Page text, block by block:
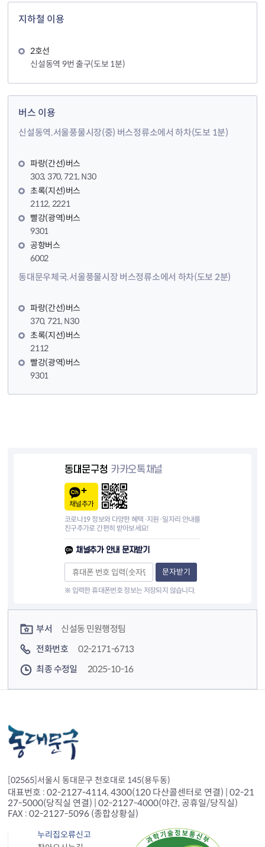
지하철 이용
2호선
신설동역 9번 출구(도보 1분)
버스 이용
신설동역.서울풍물시장(중) 버스정류소에서 하차(도보 1분)
파랑(간선)버스
303, 370, 721, N30
초록(지선)버스
2112, 2221
빨강(광역)버스
9301
공항버스
6002
동대문우체국.서울풍물시장 버스정류소에서 하차(도보 2분)
파랑(간선)버스
370, 721, N30
초록(지선)버스
2112
빨강(광역)버스
9301
동대문구청 카카오톡채널
채널추가
코로나19 정보와 다양한 혜택·지원·일자리 안내를
친구추가로 간편히 받아보세요!
채널추가 안내 문자받기
문자받기
※ 입력한 휴대폰번호 정보는 저장되지 않습니다.
부서
신설동 민원행정팀
전화번호
02-2171-6713
최종 수정일
2025-10-16
[02565]서울시 동대문구 천호대로 145(용두동)
대표번호 : 02-2127-4114, 4300(120 다산콜센터로 연결) | 02-21
27-5000(당직실 연결) | 02-2127-4000(야간, 공휴일/당직실)
FAX : 02-2127-5096 (종합상황실)
누리집오류신고